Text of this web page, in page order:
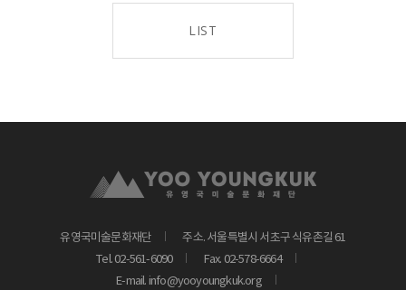
LIST
유영국미술문화재단
주소. 서울특별시 서초구 식유촌길 61
Tel. 02-561-6090
Fax. 02-578-6664
E-mail. info@yooyoungkuk.org